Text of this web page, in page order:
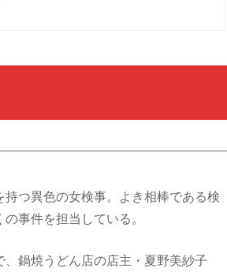
つ異色の女検事。よき相棒である検
事件を担当している。
鍋焼うどん店の店主・夏野美紗子